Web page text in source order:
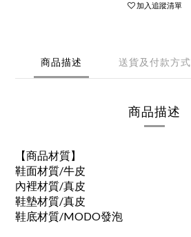
加入追蹤清單
商品描述 送貨及付款方式
商品描述
【商品材質】
鞋面材質/牛皮
內裡材質/真皮
鞋墊材質/真皮
鞋底材質/MODO發泡